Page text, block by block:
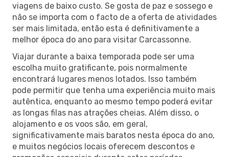
viagens de baixo custo. Se gosta de paz e sossego e
não se importa com o facto de a oferta de atividades
ser mais limitada, então esta é definitivamente a
melhor época do ano para visitar Carcassonne.
Viajar durante a baixa temporada pode ser uma
escolha muito gratificante, pois normalmente
encontrará lugares menos lotados. Isso também
pode permitir que tenha uma experiência muito mais
autêntica, enquanto ao mesmo tempo poderá evitar
as longas filas nas atrações cheias. Além disso, o
alojamento e os voos são, em geral,
significativamente mais baratos nesta época do ano,
e muitos negócios locais oferecem descontos e